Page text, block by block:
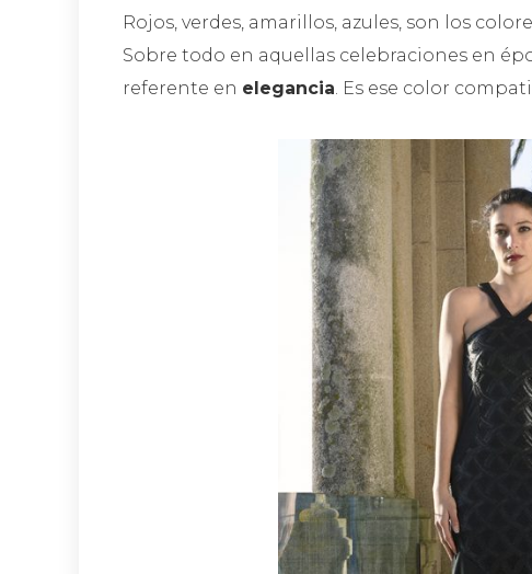
Rojos, verdes, amarillos, azules, son los
Sobre todo en aquellas celebraciones en
referente en elegancia. Es ese color